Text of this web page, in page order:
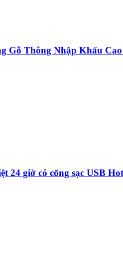
Gỗ Thông Nhập Khẩu
24 giờ có cổng sạc USB Hot